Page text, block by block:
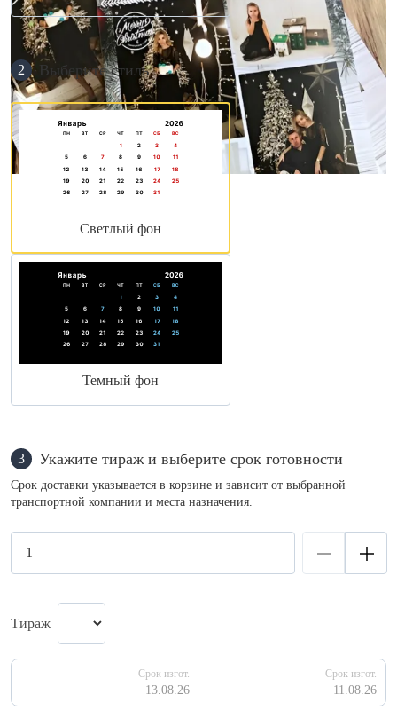
2 Выберите стиль
Светлый фон
Темный фон
3 Укажите тираж и выберите срок готовности
Срок доставки указывается в корзине и зависит от выбранной
транспортной компании и места назначения.
Тираж
Срок изгот.
13.08.26
Срок изгот.
11.08.26